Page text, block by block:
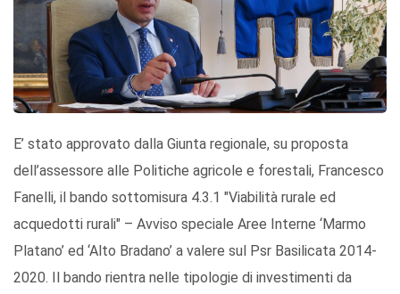
E’ stato approvato dalla Giunta regionale, su proposta
dell’assessore alle Politiche agricole e forestali, Francesco
Fanelli, il bando sottomisura 4.3.1 "Viabilità rurale ed
acquedotti rurali" – Avviso speciale Aree Interne ‘Marmo
Platano’ ed ‘Alto Bradano’ a valere sul Psr Basilicata 2014-
2020. Il bando rientra nelle tipologie di investimenti da